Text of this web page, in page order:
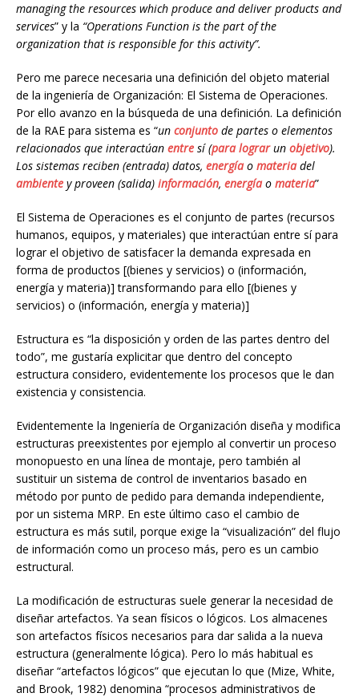
managing the resources which produce and deliver products and
services” y la “Operations Function is the part of the
organization that is responsible for this activity”.
Pero me parece necesaria una definición del objeto material
de la ingeniería de Organización: El Sistema de Operaciones.
Por ello avanzo en la búsqueda de una definición. La definición
de la RAE para sistema es “un conjunto de partes o elementos
relacionados que interactúan entre sí (para lograrun objetivo).
Los sistemas reciben (entrada) datos, energía o materia del
ambiente y proveen (salida) información, energía o materia”
El Sistema de Operaciones es el conjunto de partes (recursos
humanos, equipos, y materiales) que interactúan entre sí para
lograr el objetivo de satisfacer la demanda expresada en
forma de productos [(bienes y servicios) o (información,
energía y materia)] transformando para ello [(bienes y
servicios) o (información, energía y materia)]
Estructura es “la disposición y orden de las partes dentro del
todo”, me gustaría explicitar que dentro del concepto
estructura considero, evidentemente los procesos que le dan
existencia y consistencia.
Evidentemente la Ingeniería de Organización diseña y modifica
estructuras preexistentes por ejemplo al convertir un proceso
monopuesto en una línea de montaje, pero también al
sustituir un sistema de control de inventarios basado en
método por punto de pedido para demanda independiente,
por un sistema MRP. En este último caso el cambio de
estructura es más sutil, porque exige la “visualización” del flujo
de información como un proceso más, pero es un cambio
estructural.
La modificación de estructuras suele generar la necesidad de
diseñar artefactos. Ya sean físicos o lógicos. Los almacenes
son artefactos físicos necesarios para dar salida a la nueva
estructura (generalmente lógica). Pero lo más habitual es
diseñar “artefactos lógicos” que ejecutan lo que (Mize, White,
and Brook, 1982) denomina “procesos administrativos de